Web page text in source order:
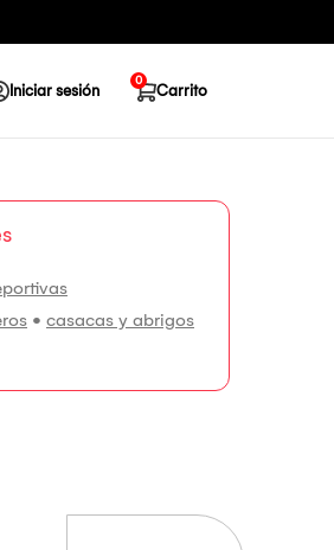
Iniciar sesión Carrito
0
• casacas y abrigos